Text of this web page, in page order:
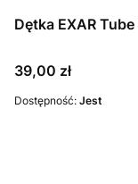
Dętka EXAR
Cena
39,00 zł
Dostępność: Jest